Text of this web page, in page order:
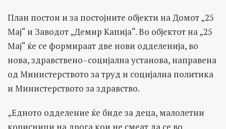
План постои и за постојните објекти на Домот „25
Мај“ и Заводот „Демир Капија“. Во објектот на „25
Мај“ ќе се формираат две нови одделенија, во
нова, здравствено–социјална установа, направена
од Министерството за труд и социјална политика
и Министерството за здравство.
„Едното одделение ќе биде за деца, малолетни